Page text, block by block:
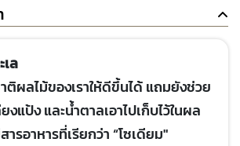
ล
ผลไม้ของเราให้ดีขึ้นได้ แถมยังช่วย
งแป้ง และน้ำตาลเอาไปเก็บไว้ในผล
ารอาหารที่เรียกว่า “โซเดียม"